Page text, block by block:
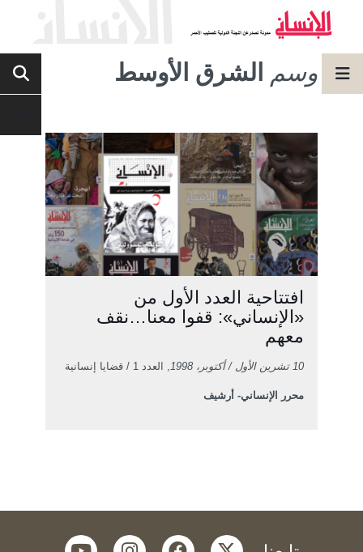
وسم الشرق الأوسط
افتتاحية العدد الأول من
«الإنساني»: قفوا معنا…نقف
معهم
10 تشرين الأول / أكتوبر، 1998 , العدد 1 / قضايا إنسانية
محرر الإنساني- أرشيف
twitter
facebook
instagram
youtube